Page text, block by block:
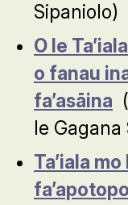
Sipaniolo)
O le
o fanau
fa’asāina
le
Ta’iala